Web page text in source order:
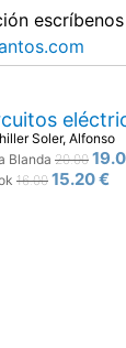
escríbenos
Soler, Alfonso
Blanda 20.00
16.00 15.20 €